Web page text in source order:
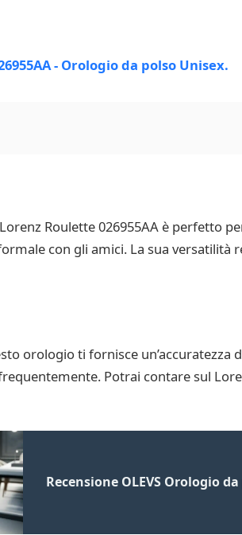
Roulette 026955AA è perfetto
con gli amici. La sua
orologio ti fornisce
Potrai contare sul
Recensione OLEVS Orologio